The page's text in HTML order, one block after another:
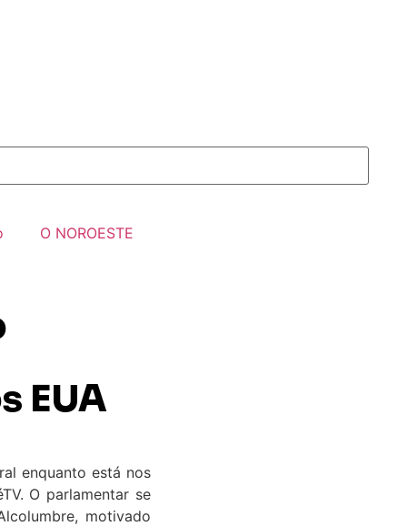
O NOROESTE
EUA
enquanto está nos
O parlamentar se
motivado